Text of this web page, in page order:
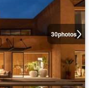
30photos